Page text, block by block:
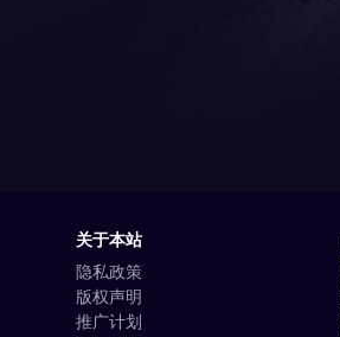
关于本站
隐私政策
版权声明
推广计划